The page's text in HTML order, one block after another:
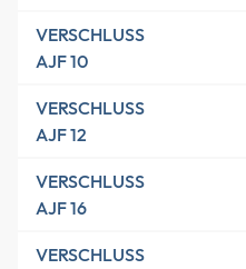
VERSCHLUSS
AJF 10
VERSCHLUSS
AJF 12
VERSCHLUSS
AJF 16
VERSCHLUSS